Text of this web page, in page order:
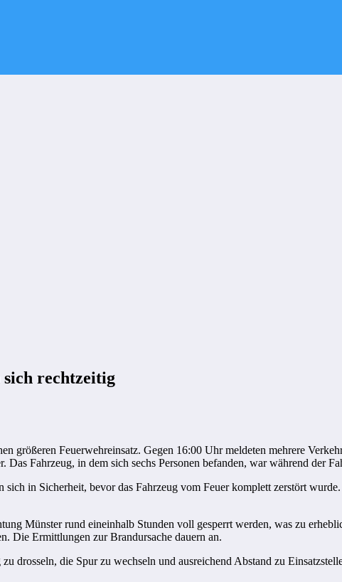
sich rechtzeitig
Feuerwehreinsatz. Gegen 16:00 Uhr meldeten mehrere
Fahrzeug, in dem sich sechs Personen befanden, war während der
in Sicherheit, bevor das Fahrzeug vom Feuer komplett zerstört
Münster rund eineinhalb Stunden voll gesperrt werden, was zu
Die Ermittlungen zur Brandursache dauern an.
drosseln, die Spur zu wechseln und ausreichend Abstand zu